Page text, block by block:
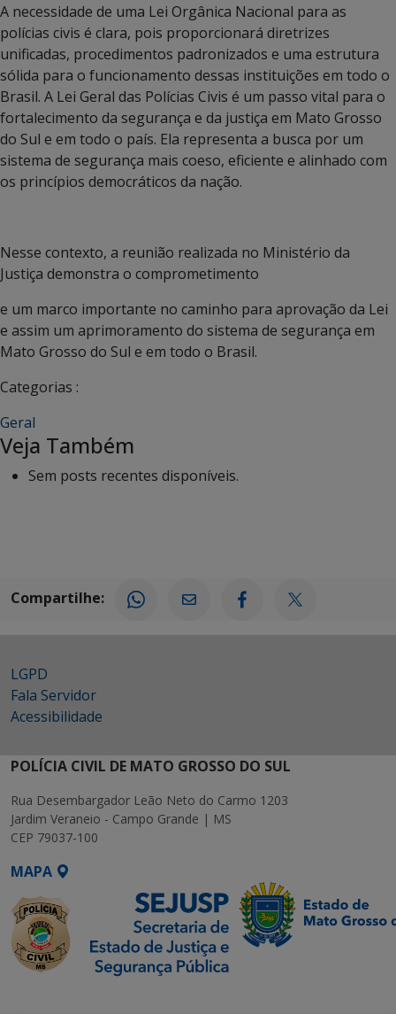
A necessidade de uma Lei Orgânica Nacional para as
polícias civis é clara, pois proporcionará diretrizes
unificadas, procedimentos padronizados e uma estrutura
sólida para o funcionamento dessas instituições em todo o
Brasil. A Lei Geral das Polícias Civis é um passo vital para o
fortalecimento da segurança e da justiça em Mato Grosso
do Sul e em todo o país. Ela representa a busca por um
sistema de segurança mais coeso, eficiente e alinhado com
os princípios democráticos da nação.
Nesse contexto, a reunião realizada no Ministério da
Justiça demonstra o comprometimento
e um marco importante no caminho para aprovação da Lei
e assim um aprimoramento do sistema de segurança em
Mato Grosso do Sul e em todo o Brasil.
Categorias :
Geral
Veja Também
Sem posts recentes disponíveis.
Compartilhe:
LGPD
Fala Servidor
Acessibilidade
POLÍCIA CIVIL DE MATO GROSSO DO SUL
Rua Desembargador Leão Neto do Carmo 1203
Jardim Veraneio - Campo Grande | MS
CEP 79037-100
MAPA